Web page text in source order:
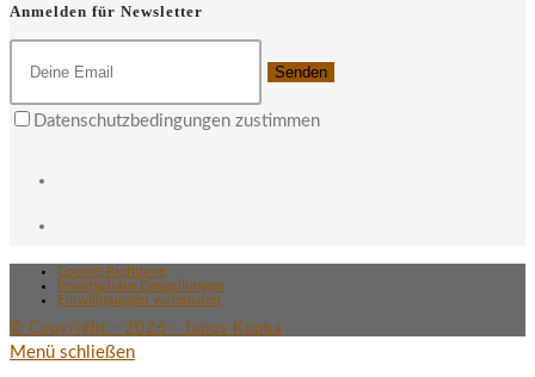
Anmelden für Newsletter
Senden
Datenschutzbedingungen zustimmen
Cookie-Richtlinie
Privatsphäre-Einstellungen
Einwilligungen widerrufen
© Copyright - 2026 - Janos Kupka
Menü schließen